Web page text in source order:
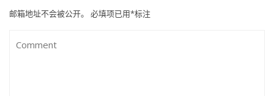
邮箱地址不会被公开。 必填项已用*标注